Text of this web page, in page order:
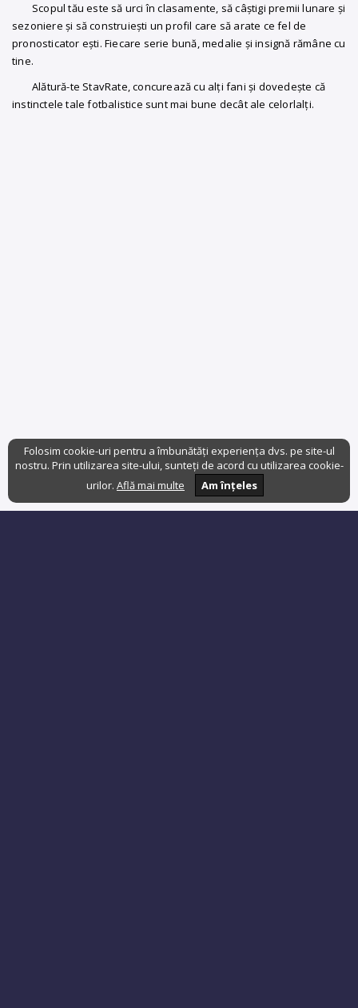
Scopul tău este să urci în clasamente, să câștigi premii lunare și
sezoniere și să construiești un profil care să arate ce fel de
pronosticator ești. Fiecare serie bună, medalie și insignă rămâne cu
tine.
Alătură-te StavRate, concurează cu alți fani și dovedește că
instinctele tale fotbalistice sunt mai bune decât ale celorlalți.
Folosim cookie-uri pentru a îmbunătăți experiența dvs. pe site-ul
nostru. Prin utilizarea site-ului, sunteți de acord cu utilizarea cookie-
urilor. Află mai multe Am înțeles